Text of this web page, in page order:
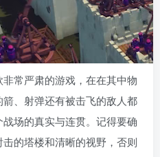
常严肃的游戏，在在其中物
、射弹还有被击飞的敌人都
场的真实与连贯。记得要确
的塔楼和清晰的视野，否则